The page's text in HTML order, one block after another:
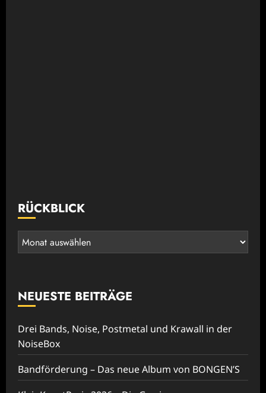
RÜCKBLICK
Rückblick
NEUESTE BEITRÄGE
Drei Bands, Noise, Postmetal und Krawall in der
NoiseBox
Bandförderung – Das neue Album von BONGEN’S